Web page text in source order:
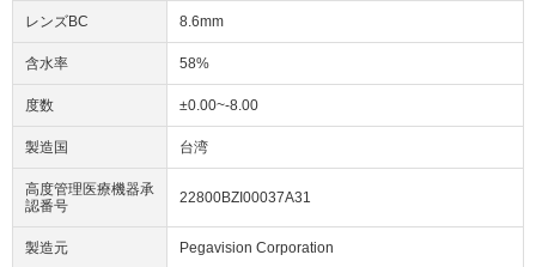
レンズBC 8.6mm
含水率 58%
度数 ±0.00~-8.00
製造国 台湾
高度管理医療機器承
認番号
22800BZI00037A31
製造元 Pegavision Corporation